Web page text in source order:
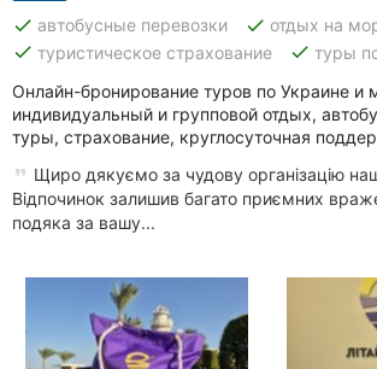
Все
рубрики
Все
Кропивницкий
Винница
done автобусные перевозки done отдых на
done туристическое страхование done туры
Онлайн-бронирование туров по Украине и
индивидуальный и групповой отдых,
туры, страхование, круглосуточная
Щиро дякуємо за чудову організацію
Відпочинок залишив багато приємних
подяка за вашу...